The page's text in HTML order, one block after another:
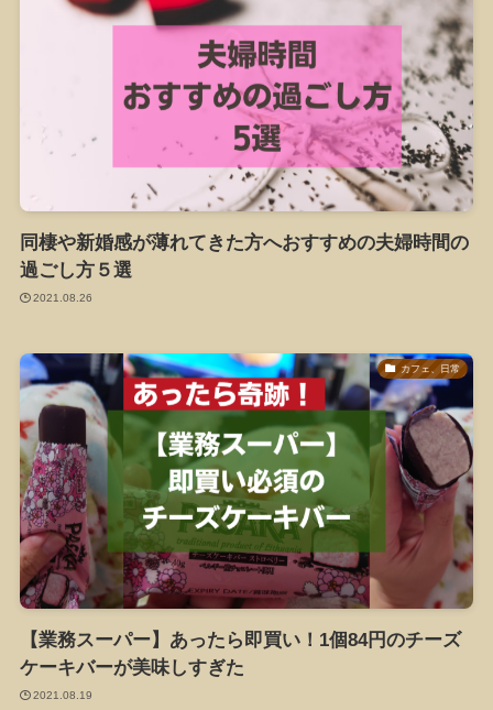
同棲や新婚感が薄れてきた方へおすすめの夫婦時間の
過ごし方５選
2021.08.26
カフェ、日常
【業務スーパー】あったら即買い！1個84円のチーズ
ケーキバーが美味しすぎた
2021.08.19